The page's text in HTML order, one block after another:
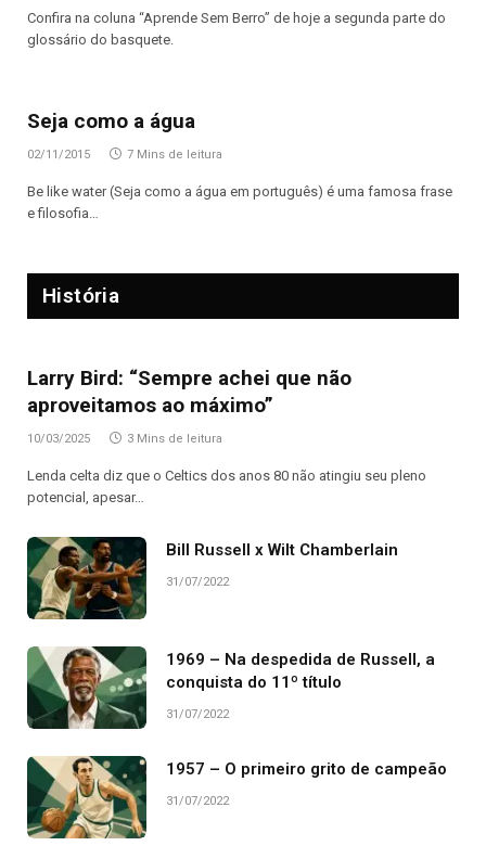
Confira na coluna “Aprende Sem Berro” de hoje a segunda parte do
glossário do basquete.
Seja como a água
02/11/2015 7 Mins de leitura
Be like water (Seja como a água em português) é uma famosa frase
e filosofia…
História
Larry Bird: “Sempre achei que não
aproveitamos ao máximo”
10/03/2025 3 Mins de leitura
Lenda celta diz que o Celtics dos anos 80 não atingiu seu pleno
potencial, apesar…
Bill Russell x Wilt Chamberlain
31/07/2022
1969 – Na despedida de Russell, a
conquista do 11º título
31/07/2022
1957 – O primeiro grito de campeão
31/07/2022